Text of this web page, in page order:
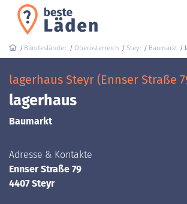
Bundesländer Oberösterreich Steyr Baumarkt
lagerhaus Steyr (Ennser Straße
lagerhaus
Baumarkt
Adresse & Kontakte
Ennser Straße 79
4407 Steyr